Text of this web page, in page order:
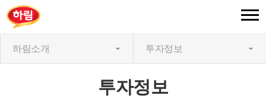
하림소개 투자정보
투자정보